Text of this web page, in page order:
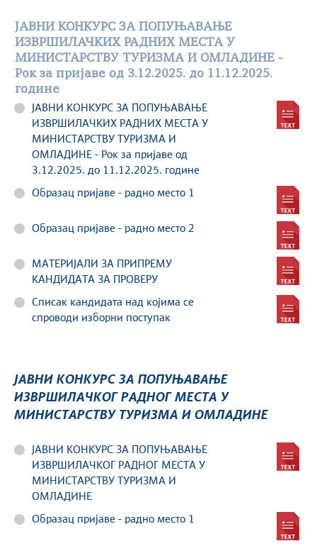
ЈАВНИ КОНКУРС ЗА ПОПУЊАВАЊЕ
ИЗВРШИЛАЧКИХ РАДНИХ МЕСТА У
МИНИСТАРСТВУ ТУРИЗМА И ОМЛАДИНЕ -
Рок за пријаве од 3.12.2025. до 11.12.2025.
године
ЈАВНИ КОНКУРС ЗА ПОПУЊАВАЊЕ
ИЗВРШИЛАЧКИХ РАДНИХ МЕСТА У
МИНИСТАРСТВУ ТУРИЗМА И
ОМЛАДИНЕ - Рок за пријаве од
3.12.2025. до 11.12.2025. године
Образац пријаве - радно место 1
Образац пријаве - радно место 2
МАТЕРИЈАЛИ ЗА ПРИПРЕМУ
КАНДИДАТА ЗА ПРОВЕРУ
Списак кандидата над којима се
спроводи изборни поступак
ЈАВНИ КОНКУРС ЗА ПОПУЊАВАЊЕ
ИЗВРШИЛАЧКОГ РАДНОГ МЕСТА У
МИНИСТАРСТВУ ТУРИЗМА И ОМЛАДИНЕ
ЈАВНИ КОНКУРС ЗА ПОПУЊАВАЊЕ
ИЗВРШИЛАЧКОГ РАДНОГ МЕСТА У
МИНИСТАРСТВУ ТУРИЗМА И
ОМЛАДИНЕ
Образац пријаве - радно место 1